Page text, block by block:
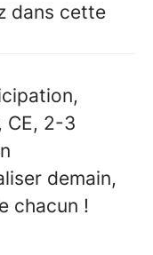
dans cette
CE, 2-3
demain,
chacun !